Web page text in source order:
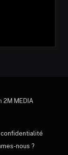
2M MEDIA
nous ?